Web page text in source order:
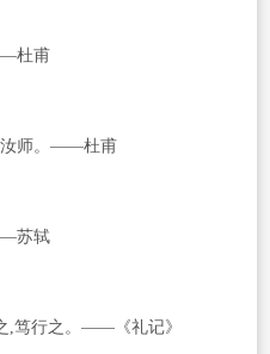
杜甫
汝师。——杜甫
苏轼
,笃行之。——《礼记》